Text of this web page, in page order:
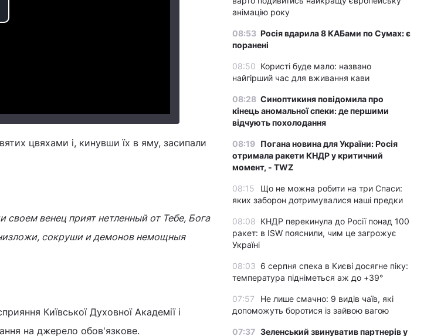
цвяхами і, кинувши їх в яму, засипали
венец прият нетленный от Тебе, Бога
сокруши и демонов немощныя
Київської Духовної Академії і
на джерело обов'язкове.
анімацію року
08:53 Росія вдарила 8 КАБами по Сумах: є
поранені
08:50 Користі буде мало: названо
найгірший час для вживання кави
08:28 Синоптикиня повідомила про
кінець аномальної спеки: де першими
відчують похолодання
08:19 Погана новина для України: Росія
отримала ракети КНДР у критичний
момент, - TWZ
08:15
Що не можна робити на три Спаси:
яких заборон дотримувалися наші предки
08:08 КНДР перекинула до Росії понад 100
ракет: в ISW пояснили, чим це загрожує
Україні
08:03 6 серпня спека в Києві досягне піку:
температура підніметься аж до +39°
07:57
Не лише смачно: 9 видів чаїв, які
допоможуть боротися із зайвою вагою
07:37 Зеленський звинуватив партнерів у